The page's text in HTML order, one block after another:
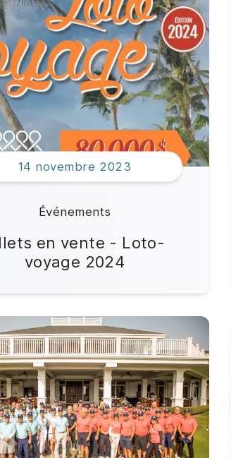
de vos dons
d'emploi
14 novembre 2023
Événements
en vente - Loto-
voyage 2024